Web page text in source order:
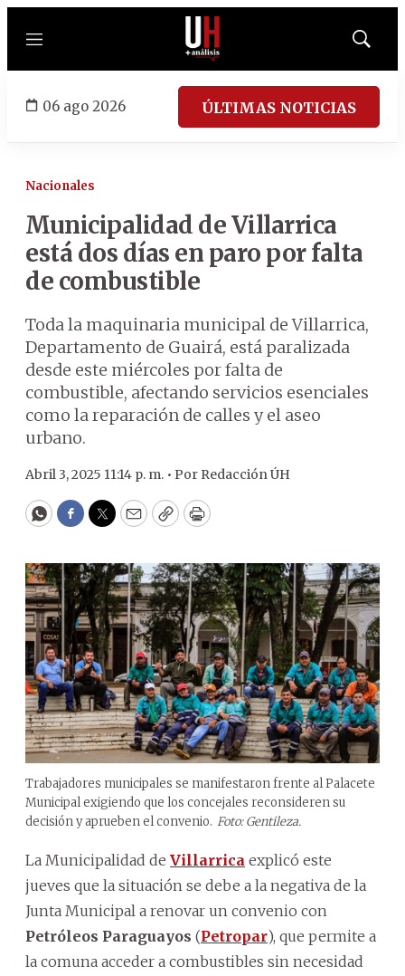
Menú
Mostrar
06 ago 2026 ÚLTIMAS NOTICIAS
Nacionales
Municipalidad de Villarrica
está dos días en paro por falta
de combustible
Toda la maquinaria municipal de Villarrica,
Departamento de Guairá, está paralizada
desde este miércoles por falta de
combustible, afectando servicios esenciales
como la reparación de calles y el aseo
urbano.
Abril 3, 2025 11:14 p. m. • Por Redacción ÚH
WhatsApp
Facebook
Twitter
EmailCopyPrint
Trabajadores municipales se manifestaron frente al Palacete
Municipal exigiendo que los concejales reconsideren su
decisión y aprueben el convenio. Foto: Gentileza.
La Municipalidad de Villarrica explicó este
jueves que la situación se debe a la negativa de la
Junta Municipal a renovar un convenio con
Petróleos Paraguayos (Petropar), que permite a
la comuna acceder a combustibles sin necesidad